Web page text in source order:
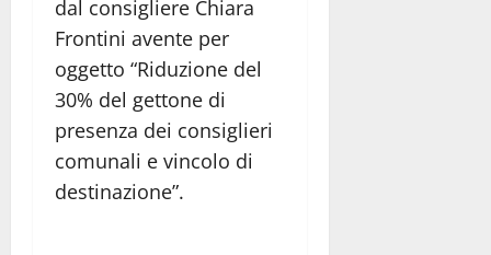
dal consigliere Chiara
Frontini avente per
oggetto “Riduzione del
30% del gettone di
presenza dei consiglieri
comunali e vincolo di
destinazione”.